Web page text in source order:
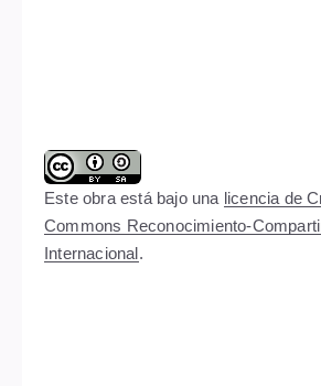
Este obra está bajo una licencia de
Commons Reconocimiento-
Internacional.